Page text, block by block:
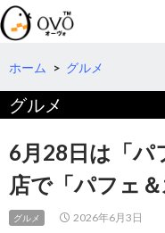
検
索
コ
テ
ツ
へ
動
ホーム > グルメ
グルメ
6月28日は「
店で「パフェ＆
グルメ 2026年6月3日